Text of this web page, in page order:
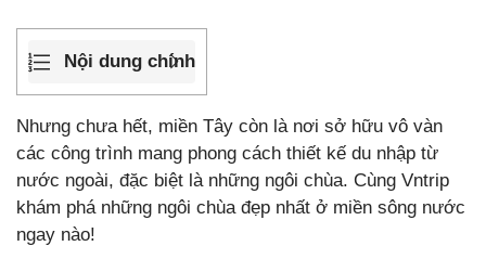
Nội dung chính
Nhưng chưa hết, miền Tây còn là nơi sở hữu vô vàn
các công trình mang phong cách thiết kế du nhập từ
nước ngoài, đặc biệt là những ngôi chùa. Cùng Vntrip
khám phá những ngôi chùa đẹp nhất ở miền sông nước
ngay nào!